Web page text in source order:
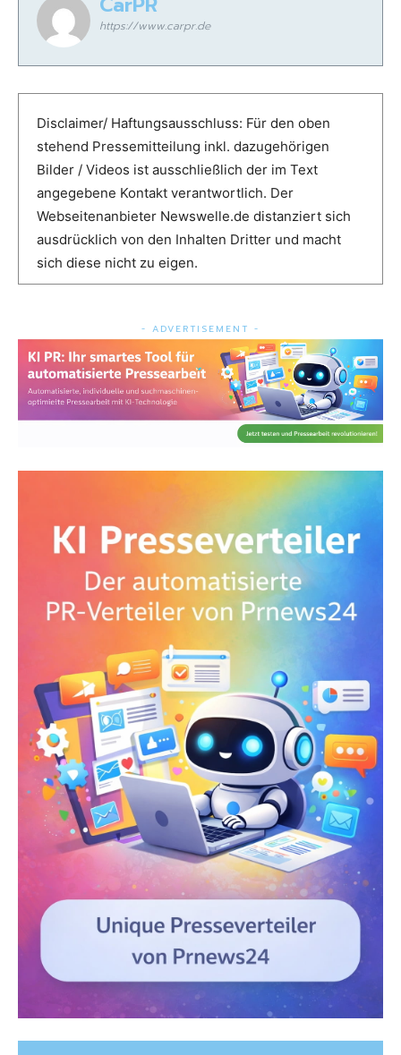
https://www.carpr.de
Disclaimer/ Haftungsausschluss: Für den oben
stehend Pressemitteilung inkl. dazugehörigen
Bilder / Videos ist ausschließlich der im Text
angegebene Kontakt verantwortlich. Der
Webseitenanbieter Newswelle.de distanziert sich
ausdrücklich von den Inhalten Dritter und macht
sich diese nicht zu eigen.
- ADVERTISEMENT -